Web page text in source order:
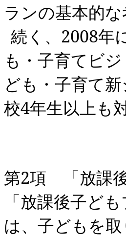
ランの基本的
続く、 2008年
も・子育てビ
ども・子育て
校4年生以上も
第2項 「放課
「放課後子ど
は、子どもを